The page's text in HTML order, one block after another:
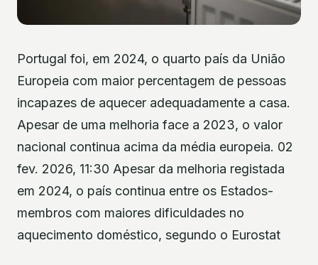
Portugal foi, em 2024, o quarto país da União
Europeia com maior percentagem de pessoas
incapazes de aquecer adequadamente a casa.
Apesar de uma melhoria face a 2023, o valor
nacional continua acima da média europeia. 02
fev. 2026, 11:30 Apesar da melhoria registada
em 2024, o país continua entre os Estados-
membros com maiores dificuldades no
aquecimento doméstico, segundo o Eurostat